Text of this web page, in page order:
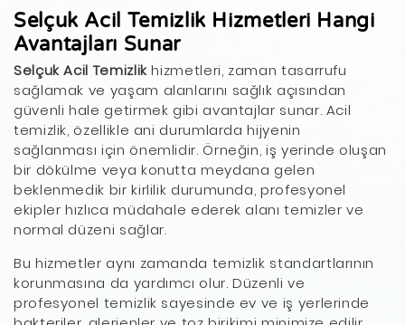
Selçuk Acil Temizlik Hizmetleri Hangi
Avantajları Sunar
Selçuk Acil Temizlikhizmetleri, zaman tasarrufu
sağlamak ve yaşam alanlarını sağlık açısından
güvenli hale getirmek gibi avantajlar sunar. Acil
temizlik, özellikle ani durumlarda hijyenin
sağlanması için önemlidir. Örneğin, iş yerinde oluşan
bir dökülme veya konutta meydana gelen
beklenmedik bir kirlilik durumunda, profesyonel
ekipler hızlıca müdahale ederek alanı temizler ve
normal düzeni sağlar.
Bu hizmetler aynı zamanda temizlik standartlarının
korunmasına da yardımcı olur. Düzenli ve
profesyonel temizlik sayesinde ev ve iş yerlerinde